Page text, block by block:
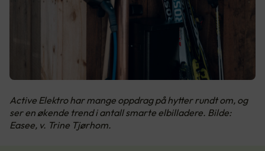
Active Elektro har mange oppdrag på hytter rundt om, og
ser en økende trend i antall smarte elbilladere. Bilde:
Easee, v. Trine Tjørhom.